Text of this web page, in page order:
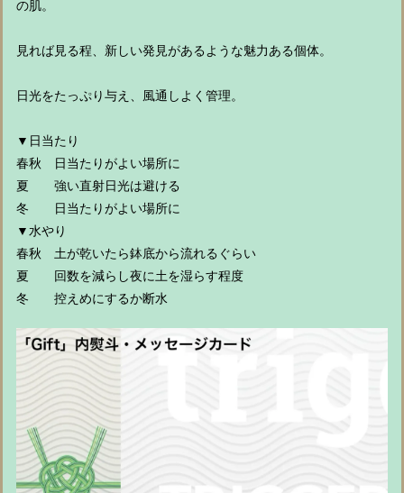
の肌。
見れば見る程、新しい発見があるような魅力ある個体。
日光をたっぷり与え、風通しよく管理。
▼日当たり
春秋 日当たりがよい場所に
夏 強い直射日光は避ける
冬 日当たりがよい場所に
▼水やり
春秋 土が乾いたら鉢底から流れるぐらい
夏 回数を減らし夜に土を湿らす程度
冬 控えめにするか断水